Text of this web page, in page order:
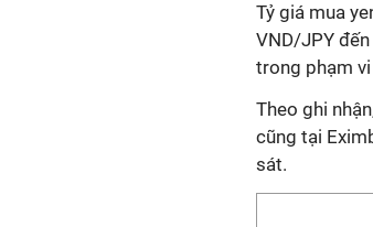
Tỷ giá mua
VND/JPY
trong phạm
Theo ghi
cũng tại
sát.